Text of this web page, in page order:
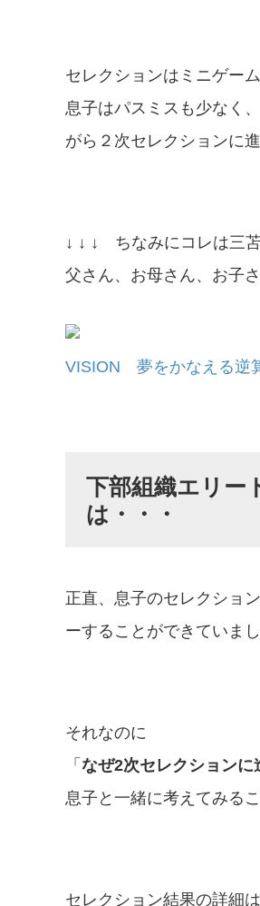
セレクションはミニゲー
息子はパスミスも少なく
がら２次セレクションに
↓ ↓ ↓ ちなみにコレは三
父さん、お母さん、お子
VISION 夢をかなえる逆
下部組織エリー
は・・・
正直、息子のセレクショ
ーすることができていまし
それなのに
「 なぜ2次セレクションに
息子と一緒に考えてみる
セレクション結果の詳細